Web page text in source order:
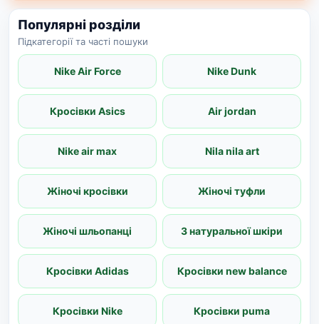
Популярні розділи
Підкатегорії та часті пошуки
Nike Air Force Nike Dunk
Кросівки Asics Air jordan
Nike air max Nila nila art
Жіночі кросівки Жіночі туфли
Жіночі шльопанці З натуральної шкіри
Кросівки Adidas Кросівки new balance
Кросівки Nike Кросівки puma